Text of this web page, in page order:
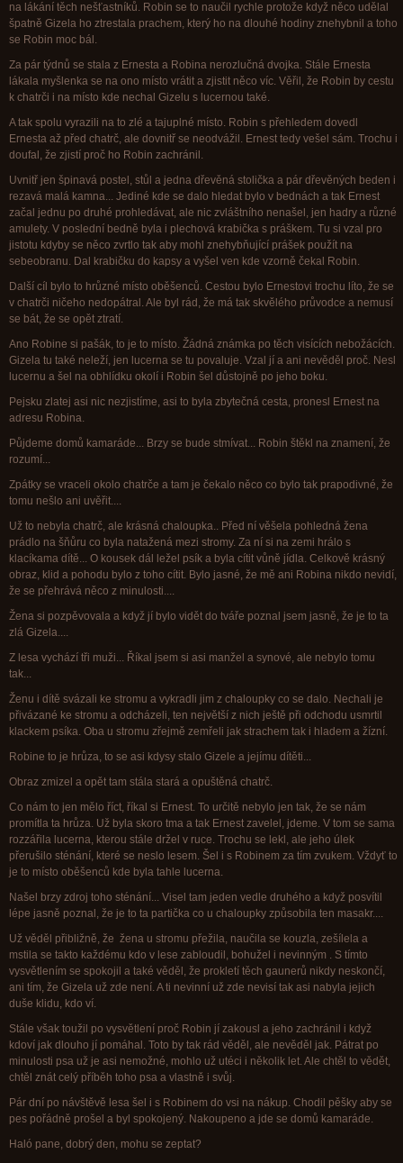
na lákání těch nešťastníků. Robin se to naučil rychle protože když něco udělal
špatně Gizela ho ztrestala prachem, který ho na dlouhé hodiny znehybnil a toho
se Robin moc bál.
Za pár týdnů se stala z Ernesta a Robina nerozlučná dvojka. Stále Ernesta
lákala myšlenka se na ono místo vrátit a zjistit něco víc. Věřil, že Robin by cestu
k chatrči i na místo kde nechal Gizelu s lucernou také.
A tak spolu vyrazili na to zlé a tajuplné místo. Robin s přehledem dovedl
Ernesta až před chatrč, ale dovnitř se neodvážil. Ernest tedy vešel sám. Trochu i
doufal, že zjistí proč ho Robin zachránil.
Uvnitř jen špinavá postel, stůl a jedna dřevěná stolička a pár dřevěných beden i
rezavá malá kamna... Jediné kde se dalo hledat bylo v bednách a tak Ernest
začal jednu po druhé prohledávat, ale nic zvláštního nenašel, jen hadry a různé
amulety. V poslední bedně byla i plechová krabička s práškem. Tu si vzal pro
jistotu kdyby se něco zvrtlo tak aby mohl znehybňující prášek použít na
sebeobranu. Dal krabičku do kapsy a vyšel ven kde vzorně čekal Robin.
Další cíl bylo to hrůzné místo oběšenců. Cestou bylo Ernestovi trochu líto, že se
v chatrči ničeho nedopátral. Ale byl rád, že má tak skvělého průvodce a nemusí
se bát, že se opět ztratí.
Ano Robine si pašák, to je to místo. Žádná známka po těch visících nebožácích.
Gizela tu také neleží, jen lucerna se tu povaluje. Vzal jí a ani nevěděl proč. Nesl
lucernu a šel na obhlídku okolí i Robin šel důstojně po jeho boku.
Pejsku zlatej asi nic nezjistíme, asi to byla zbytečná cesta, pronesl Ernest na
adresu Robina.
Půjdeme domů kamaráde... Brzy se bude stmívat... Robin štěkl na znamení, že
rozumí...
Zpátky se vraceli okolo chatrče a tam je čekalo něco co bylo tak prapodivné, že
tomu nešlo ani uvěřit....
Už to nebyla chatrč, ale krásná chaloupka.. Před ní věšela pohledná žena
prádlo na šňůru co byla natažená mezi stromy. Za ní si na zemi hrálo s
klacíkama dítě... O kousek dál ležel psík a byla cítit vůně jídla. Celkově krásný
obraz, klid a pohodu bylo z toho cítit. Bylo jasné, že mě ani Robina nikdo nevidí,
že se přehrává něco z minulosti....
Žena si pozpěvovala a když jí bylo vidět do tváře poznal jsem jasně, že je to ta
zlá Gizela....
Z lesa vychází tři muži... Říkal jsem si asi manžel a synové, ale nebylo tomu
tak...
Ženu i dítě svázali ke stromu a vykradli jim z chaloupky co se dalo. Nechali je
přivázané ke stromu a odcházeli, ten největší z nich ještě při odchodu usmrtil
klackem psíka. Oba u stromu zřejmě zemřeli jak strachem tak i hladem a žízní.
Robine to je hrůza, to se asi kdysy stalo Gizele a jejímu dítěti...
Obraz zmizel a opět tam stála stará a opuštěná chatrč.
Co nám to jen mělo říct, říkal si Ernest. To určitě nebylo jen tak, že se nám
promítla ta hrůza. Už byla skoro tma a tak Ernest zavelel, jdeme. V tom se sama
rozzářila lucerna, kterou stále držel v ruce. Trochu se lekl, ale jeho úlek
přerušilo sténání, které se neslo lesem. Šel i s Robinem za tím zvukem. Vždyť to
je to místo oběšenců kde byla tahle lucerna.
Našel brzy zdroj toho sténání... Visel tam jeden vedle druhého a když posvítil
lépe jasně poznal, že je to ta partička co u chaloupky způsobila ten masakr....
Už věděl přibližně, že žena u stromu přežila, naučila se kouzla, zešílela a
mstila se takto každému kdo v lese zabloudil, bohužel i nevinným . S tímto
vysvětlením se spokojil a také věděl, že prokletí těch gaunerů nikdy neskončí,
ani tím, že Gizela už zde není. A ti nevinní už zde nevisí tak asi nabyla jejich
duše klidu, kdo ví.
Stále však toužil po vysvětlení proč Robin jí zakousl a jeho zachránil i když
kdoví jak dlouho jí pomáhal. Toto by tak rád věděl, ale nevěděl jak. Pátrat po
minulosti psa už je asi nemožné, mohlo už utéci i několik let. Ale chtěl to vědět,
chtěl znát celý příběh toho psa a vlastně i svůj.
Pár dní po návštěvě lesa šel i s Robinem do vsi na nákup. Chodil pěšky aby se
pes pořádně prošel a byl spokojený. Nakoupeno a jde se domů kamaráde.
Haló pane, dobrý den, mohu se zeptat?